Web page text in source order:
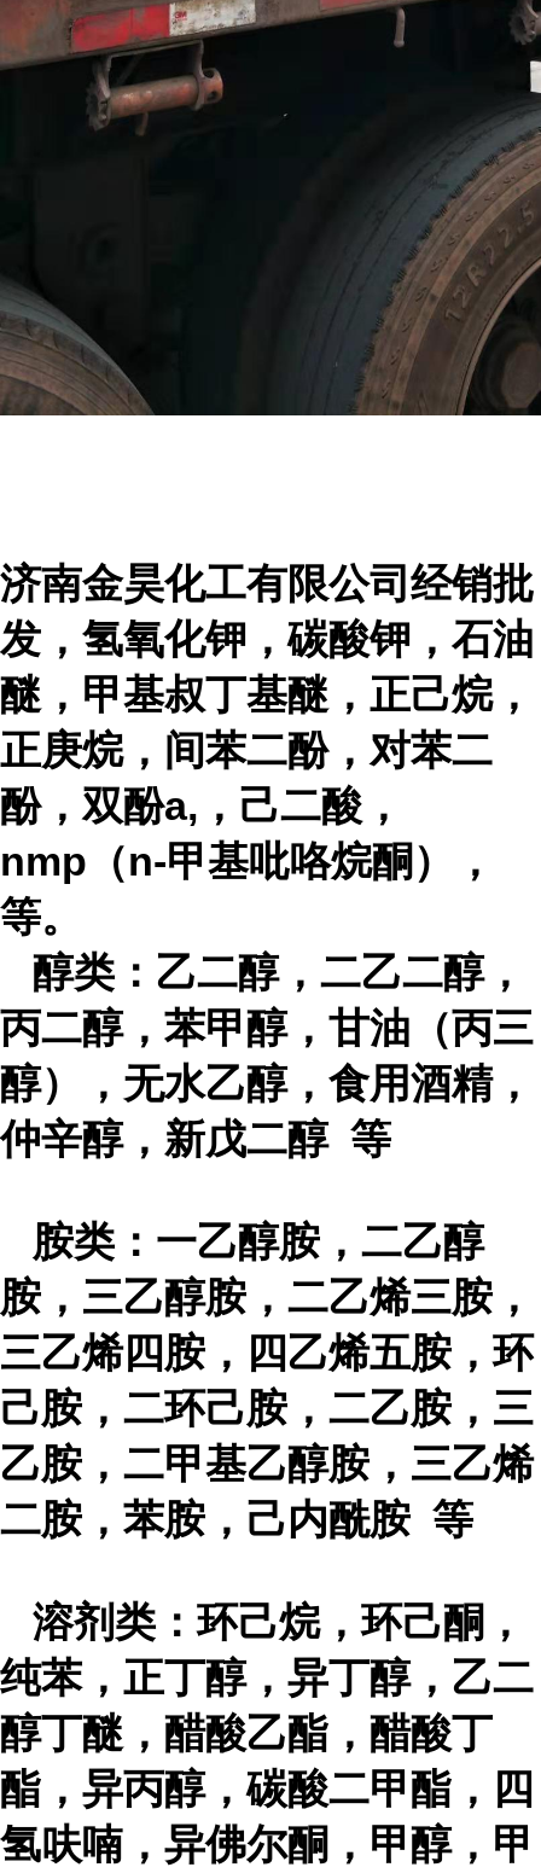
济南金昊化工有限公司 经销批
发，氢氧化钾，碳酸钾，石油
醚，甲基叔丁基醚，正己烷，
正庚烷，间苯二酚，对苯二
酚，双酚a, ，己二酸，
nmp （n-甲基吡咯烷酮），
等。
醇类 ：乙二醇，二乙二醇，
丙二醇，苯甲醇，甘油（丙三
醇），无水乙醇，食用酒精，
仲辛醇，新戊二醇 等
胺类 ：一乙醇胺，二乙醇
胺，三乙醇胺，二乙烯三胺，
三乙烯四胺，四乙烯五胺，环
己胺，二环己胺，二乙胺，三
乙胺，二甲基乙醇胺，三乙烯
二胺，苯胺，己内酰胺 等
溶剂类 ：环己烷，环己酮，
纯苯，正丁醇，异丁醇，乙二
醇丁醚，醋酸乙酯，醋酸丁
酯，异丙醇，碳酸二甲酯，四
氢呋喃，异佛尔酮，甲醇，甲